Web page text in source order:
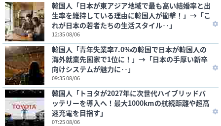
韓国人「日本が東アジア地域で最も高い結婚率と出
生率を維持している理由に韓国人が衝撃！」→「こ
れが日本の若者たちの生活スタイル‥」
12:35 08/06
韓国人「青年失業率7.0%の韓国で日本が韓国人の
海外就業先国家で1位に！」→「日本の手厚い新卒
向けシステムが魅力に‥」
09:35 08/06
韓国人「トヨタが2027年に次世代ハイブリッドバ
ッテリーを導入へ！最大1000kmの航続距離や超高
速充電を目指す」
07:25 08/06